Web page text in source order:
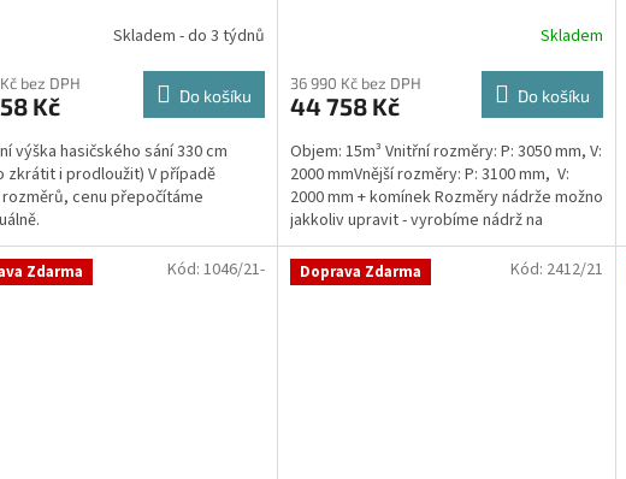
Skladem - do 3 týdnů
bez DPH
Kč Do košíku
výška hasičského sání 330 cm
zkrátit i prodloužit) V případě
rozměrů, cenu přepočítáme
Skladem
36 990 Kč bez DPH
44 758 Kč Do košíku
Objem: 15m³ Vnitřní rozměry: P: 3050 mm, V:
2000 mmVnější rozměry: P: 3100 mm, V:
2000 mm + komínek Rozměry nádrže možno
jakkoliv upravit - vyrobíme nádrž na
míru!Nádrž...
Zdarma Kód: 1046/21- Doprava Zdarma Kód: 2412/21